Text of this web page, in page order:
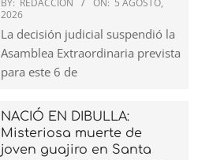
BY: REDACCION ON: 5 AGOSTO,
2026
La decisión judicial suspendió la
Asamblea Extraordinaria prevista
para este 6 de
NACIÓ EN DIBULLA:
Misteriosa muerte de
joven guajiro en Santa